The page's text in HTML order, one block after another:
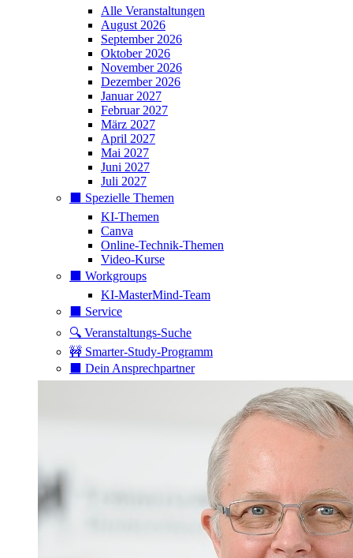
Alle Veranstaltungen
August 2026
September 2026
Oktober 2026
November 2026
Dezember 2026
Januar 2027
Februar 2027
März 2027
April 2027
Mai 2027
Juni 2027
Juli 2027
⬛️ Spezielle Themen
KI-Themen
Canva
Online-Technik-Themen
Video-Kurse
⬛️ Workgroups
KI-MasterMind-Team
⬛️ Service
🔍 Veranstaltungs-Suche
🚧 Smarter-Study-Programm
⬛️ Dein Ansprechpartner